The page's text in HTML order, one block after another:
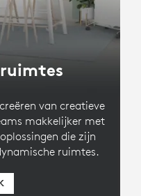
van creatieve
makkelijker met
die zijn
ruimtes.